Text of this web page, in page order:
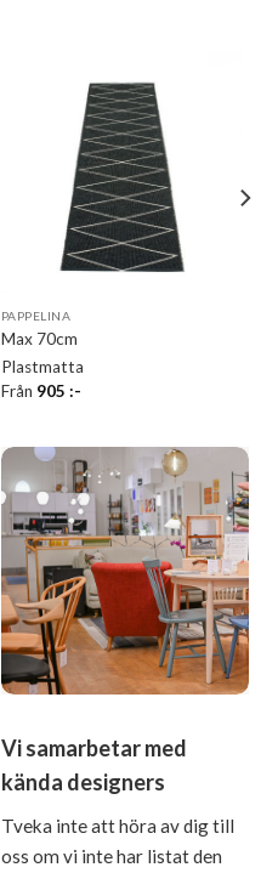
PAPPELINA
Max 70cm
Plastmatta
Från 905 :-
Vi samarbetar med
kända designers
Tveka inte att höra av dig till
oss om vi inte har listat den